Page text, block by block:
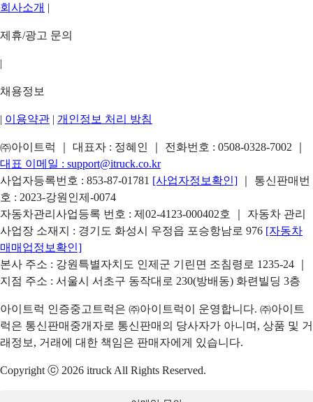
회사소개 |
제휴/광고 문의
|
채용정보
| 이용약관 | 개인정보 처리 방침
㈜아이트럭 ｜ 대표자 : 정혜인 ｜ 전화번호 : 0508-0328-7002
대표 이메일 : support@itruck.co.kr
사업자등록번호 : 853-87-01781 [사업자정보확인]
｜ 통신판매번
호 : 2023-강원인제-0074
자동차관리사업등록 번호 : 제02-4123-000402호 ｜ 자동차 관리
사업장 소재지 : 경기도 화성시 우정읍 포승항남로 976 [자동차
매매업정보확인]
본사 주소 : 강원특별자치도 인제군 기린면 조침령로 1235-24 ｜
지점 주소 : 서울시 서초구 동작대로 230(방배동) 화련빌딩 3층
아이트럭 인증중고트럭은 ㈜아이트럭이 운영합니다. ㈜아이트
럭은 통신판매중개자로 통신판매의 당사자가 아니며, 상품 및 거
래정보, 거래에 대한 책임은 판매자에게 있습니다.
Copyright ⓒ 2026 itruck All Rights Reserved.